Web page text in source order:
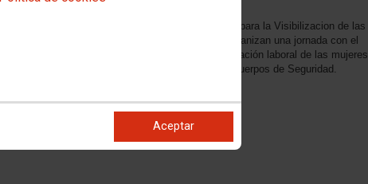
Aceptar
SE SEGURIDAD
FSC CCOO PV y la Plataforma para la Visibilizacion de las
Mujeres Policías y Militares, organizan una jornada con el
objetivo de dar a conocer la situación laboral de las mujeres
que trabajan en las Fuerzas y Cuerpos de Seguridad.